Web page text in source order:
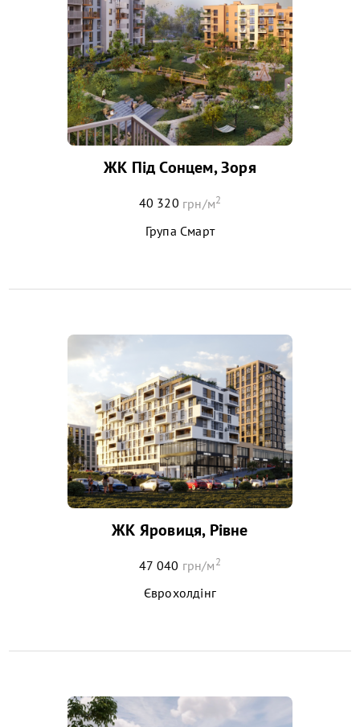
ЖК Під Сонцем, Зоря
40 320 грн/м2
Група Смарт
ЖК Яровиця, Рівне
47 040 грн/м2
Єврохолдінг